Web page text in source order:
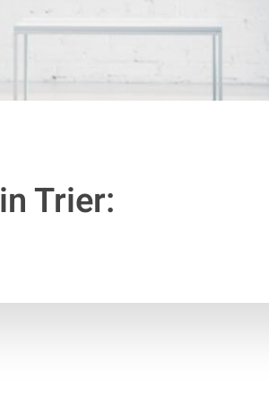
in Trier: